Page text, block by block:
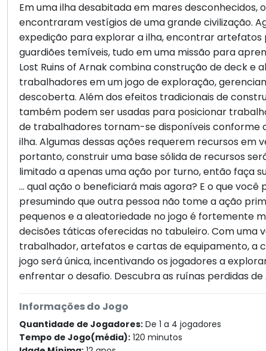
Em uma ilha desabitada em mares desconhecidos,
encontraram vestígios de uma grande civilização.
expedição para explorar a ilha, encontrar
guardiões temíveis, tudo em uma missão para
Lost Ruins of Arnak combina construção de deck e
trabalhadores em um jogo de exploração,
descoberta. Além dos efeitos tradicionais de
também podem ser usadas para posicionar
de trabalhadores tornam-se disponíveis conforme
ilha. Algumas dessas ações requerem recursos em
portanto, construir uma base sólida de recursos
limitado a apenas uma ação por turno, então faça
... qual ação o beneficiará mais agora? E o que você
presumindo que outra pessoa não tome a ação
pequenos e a aleatoriedade no jogo é fortemente
decisões táticas oferecidas no tabuleiro. Com uma
trabalhador, artefatos e cartas de equipamento, a
jogo será única, incentivando os jogadores a
enfrentar o desafio. Descubra as ruínas perdidas de
Informações do Jogo
Quantidade de Jogadores: De 1 a 4 jogadores
Tempo de Jogo(média): 120 minutos